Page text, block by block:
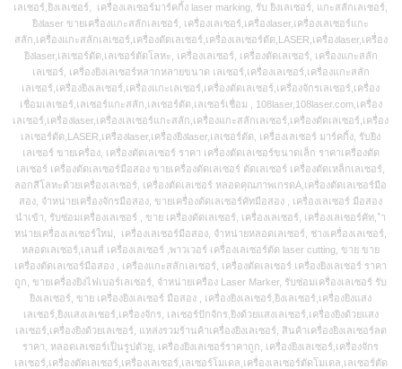
เลเซอร์,ยิงเลเซอร์, เครื่องเลเซอร์มาร์คกิ้ง laser marking, รับ ยิงเลเซอร์, แกะสลักเลเซอร์,
ยิงlaser ขายเครื่องแกะสลักเลเซอร์, เครื่องเลเซอร์,เครื่องlaser,เครื่องเลเซอร์แกะ
สลัก,เครื่องแกะสลักเลเซอร์,เครื่องตัดเลเซอร์,เครื่องเลเซอร์ตัด,LASER,เครื่องlaser,เครื่อง
ยิงlaser,เลเซอร์ตัด,เลเซอร์ตัดโลหะ, เครื่องเลเซอร์, เครื่องตัดเลเซอร์, เครื่องแกะสลัก
เลเซอร์, เครื่องยิงเลเซอร์หลากหลายขนาด เลเซอร์,เครื่องเลเซอร์,เครื่องแกะสลัก
เลเซอร์,เครื่องยิงเลเซอร์,เครื่องแกะเลเซอร์,เครื่องตัดเลเซอร์,เครื่องจักรเลเซอร์,เครื่อง
เชื่อมเลเซอร์,เลเซอร์แกะสลัก,เลเซอร์ตัด,เลเซอร์เชื่อม , 108laser,108laser.com,เครื่อง
เลเซอร์,เครื่องlaser,เครื่องเลเซอร์แกะสลัก,เครื่องแกะสลักเลเซอร์,เครื่องตัดเลเซอร์,เครื่อง
เลเซอร์ตัด,LASER,เครื่องlaser,เครื่องยิงlaser,เลเซอร์ตัด, เครื่องเลเซอร์ มาร์คกิ้ง, รับยิง
เลเซอร์ ขายเครื่อง, เครื่องตัดเลเซอร์ ราคา เครื่องตัดเลเซอร์ขนาดเล็ก ราคาเครื่องตัด
เลเซอร์ เครื่องตัดเลเซอร์มือสอง ขายเครื่องตัดเลเซอร์ ตัดเลเซอร์ เครื่องตัดเหล็กเลเซอร์,
ลอกสีโลหะด้วยเครื่องเลเซอร์, เครื่องตัดเลเซอร์ หลอดคุณภาพเกรดA,เครื่องตัดเลเซอร์มือ
สอง, จำหน่ายเครื่องจักรมือสอง, ขายเครื่องตัดเลเซอร์คัทมือสอง , เครื่องเลเซอร์ มือสอง
นำเข้า, รับซ่อมเครื่องเลเซอร์ , ขาย เครื่องตัดเลเซอร์, เครื่องเลเซอร์, เครื่องเลเซอร์คัท, ำ
หน่ายเครื่องเลเซอร์ใหม่, เครื่องเลเซอร์มือสอง, จำหน่ายหลอดเลเซอร์, ช่างเครื่องเลเซอร์,
หลอดเลเซอร์,เลนส์ เครื่องเลเซอร์ ,พาวเวอร์ เครื่องเลเซอร์ตัด laser cutting, ขาย ขาย
เครื่องตัดเลเซอร์มือสอง , เครื่องแกะสลักเลเซอร์, เครื่องตัดเลเซอร์ เครื่องยิงเลเซอร์ ราคา
ถูก, ขายเครื่องยิงไฟเบอร์เลเซอร์, จำหน่ายเครื่อง Laser Marker, รับซ่อมเครื่องเลเซอร์ รับ
ยิงเลเซอร์, ขาย เครื่องยิงเลเซอร์ มือสอง , เครื่องยิงเลเซอร์,ยิงเลเซอร์,เครื่องยิงแสง
เลเซอร์,ยิงแสงเลเซอร์,เครื่องจักร, เลเซอร์ปักจักร,ยิงด้วยแสงเลเซอร์,เครื่องยิงด้วยแสง
เลเซอร์,เครื่องยิงด้วยเลเซอร์, แหล่งรวมร้านค้าเครื่องยิงเลเซอร์, สินค้าเครื่องยิงเลเซอร์ลด
ราคา, หลอดเลเซอร์เป็นรูปตัวยู, เครื่องยิงเลเซอร์ราคาถูก, เครื่องยิงเลเซอร์,เครื่องจักร
เลเซอร์,เครื่องตัดเลเซอร์,เครื่องเลเซอร์,เลเซอร์โมเดล,เครื่องเลเซอร์ตัดโมเดล,เลเซอร์ตัด